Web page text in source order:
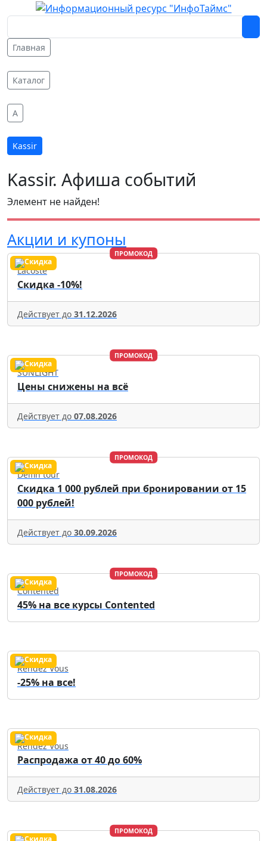
Главная
Каталог
A
Kassir
Kassir. Афиша событий
Элемент не найден!
Акции и купоны
ПРОМОКОД
Lacoste
Скидка -10%!
Действует до 31.12.2026
ПРОМОКОД
SUNLIGHT
Цены снижены на всё
Действует до 07.08.2026
ПРОМОКОД
Delfin tour
Скидка 1 000 рублей при бронировании от 15
000 рублей!
Действует до 30.09.2026
ПРОМОКОД
Contented
45% на все курсы Contented
Rendez Vous
-25% на все!
Rendez Vous
Распродажа от 40 до 60%
Действует до 31.08.2026
ПРОМОКОД